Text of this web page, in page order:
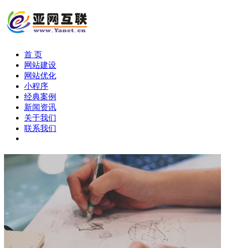
首 页
网站建设
网站优化
小程序
经典案例
新闻资讯
关于我们
联系我们